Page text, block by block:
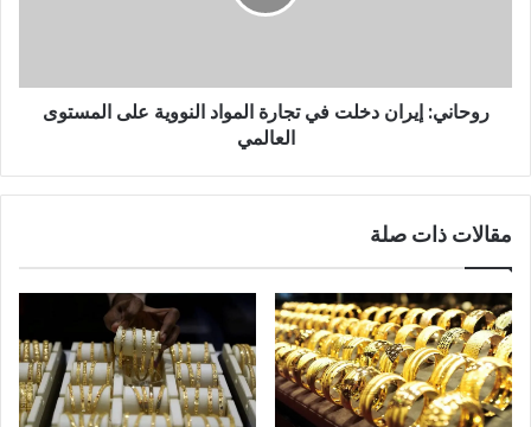
روحاني: إيران دخلت في تجارة المواد النووية على المستوى
العالمي
مقالات ذات صلة